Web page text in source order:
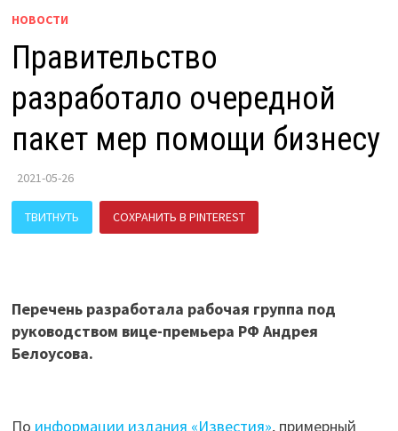
НОВОСТИ
Правительство
разработало очередной
пакет мер помощи бизнесу
2021-05-26
ТВИТНУТЬ СОХРАНИТЬ В PINTEREST
Перечень разработала рабочая группа под
руководством вице-премьера РФ Андрея
Белоусова.
По информации издания «Известия», примерный